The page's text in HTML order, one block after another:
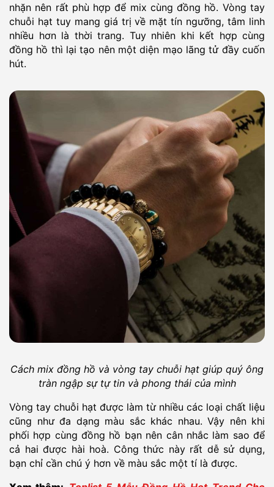
nhặn nên rất phù hợp để mix cùng đồng hồ. Vòng tay
chuỗi hạt tuy mang giá trị về mặt tín ngưỡng, tâm linh
nhiều hơn là thời trang. Tuy nhiên khi kết hợp cùng
đồng hồ thì lại tạo nên một diện mạo lãng tử đầy cuốn
hút.
Cách mix đồng hồ và vòng tay chuỗi hạt giúp quý ông
tràn ngập sự tự tin và phong thái của mình
Vòng tay chuỗi hạt được làm từ nhiều các loại chất liệu
cũng như đa dạng màu sắc khác nhau. Vậy nên khi
phối hợp cùng đồng hồ bạn nên cân nhắc làm sao để
cả hai được hài hoà. Công thức này rất dễ sử dụng,
bạn chỉ cần chú ý hơn về màu sắc một tí là được.